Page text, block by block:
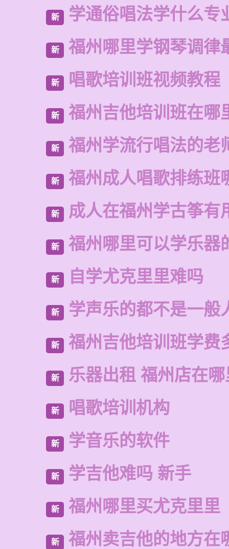
新 学通俗唱法学什么专
新 福州哪里学钢琴调律
新 唱歌培训班视频教程
新 福州吉他培训班在哪
新 福州学流行唱法的老
新 福州成人唱歌排练班
新 成人在福州学古筝有
新 福州哪里可以学乐器
新 自学尤克里里难吗
新 学声乐的都不是一般
新 福州吉他培训班学费
新 乐器出租 福州店在
新 唱歌培训机构
新 学音乐的软件
新 学吉他难吗 新手
新 福州哪里买尤克里里
新 福州卖吉他的地方在